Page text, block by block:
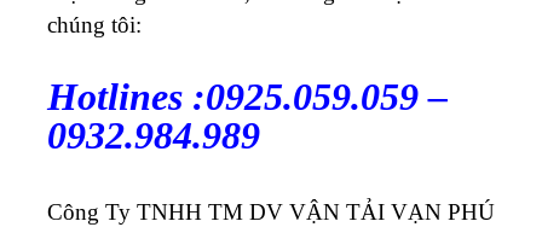
chúng tôi:
Hotlines :0925.059.059 –
0932.984.989
Công Ty TNHH TM DV VẬN TẢI VẠN PHÚ